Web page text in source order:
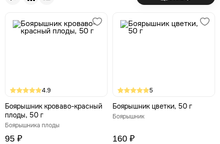
4.9
Боярышник кроваво-красный
плоды, 50 г
Боярышника плоды
95 ₽
5
Боярышник цветки, 50 г
Боярышник
160 ₽